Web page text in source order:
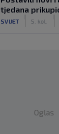
tjedana
SVIJET 5. kol.
Oglas